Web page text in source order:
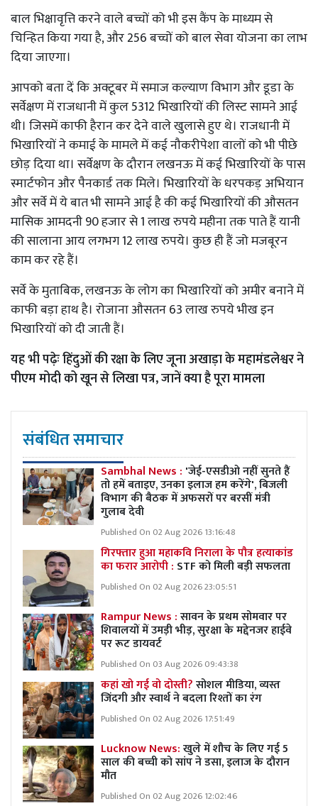
बाल भिक्षावृत्ति करने वाले बच्चों को भी इस कैंप के माध्यम से
चिन्हित किया गया है, और 256 बच्चों को बाल सेवा योजना का लाभ
दिया जाएगा।
आपको बता दें कि अक्टूबर में समाज कल्याण विभाग और डूडा के
सर्वेक्षण में राजधानी में कुल 5312 भिखारियों की लिस्ट सामने आई
थी। जिसमें काफी हैरान कर देने वाले खुलासे हुए थे। राजधानी में
भिखारियों ने कमाई के मामले में कई नौकरीपेशा वालों को भी पीछे
छोड़ दिया था। सर्वेक्षण के दौरान लखनऊ में कई भिखारियों के पास
स्मार्टफोन और पैनकार्ड तक मिले। भिखारियों के धरपकड़ अभियान
और सर्वे में ये बात भी सामने आई है की कई भिखारियों की औसतन
मासिक आमदनी 90 हजार से 1 लाख रुपये महीना तक पाते हैं यानी
की सालाना आय लगभग 12 लाख रुपये। कुछ ही हैं जो मजबूरन
काम कर रहे हैं।
सर्वे के मुताबिक, लखनऊ के लोग का भिखारियों को अमीर बनाने में
काफी बड़ा हाथ है। रोजाना औसतन 63 लाख रुपये भीख इन
भिखारियों को दी जाती हैं।
यह भी पढ़ेःहिंदुओं की रक्षा के लिए जूना अखाड़ा के महामंडलेश्वर ने
पीएम मोदी को खून से लिखा पत्र, जानें क्या है पूरा मामला
संबंधित समाचार
Sambhal News : 'जेई-एसडीओ नहीं सुनते हैं
तो हमें बताइए, उनका इलाज हम करेंगे', बिजली
विभाग की बैठक में अफसरों पर बरसीं मंत्री
गुलाब देवी
Published On 02 Aug 2026 13:16:48
गिरफ्तार हुआ महाकवि निराला के पौत्र हत्याकांड
का फरार आरोपी : STF को मिली बड़ी सफलता
Published On 02 Aug 2026 23:05:51
Rampur News :सावन के प्रथम सोमवार पर
शिवालयों में उमड़ी भीड़, सुरक्षा के मद्देनजर हाईवे
पर रूट डायवर्ट
Published On 03 Aug 2026 09:43:38
कहां खो गई वो दोस्ती?सोशल मीडिया, व्यस्त
जिंदगी और स्वार्थ ने बदला रिश्तों का रंग
Published On 02 Aug 2026 17:51:49
Lucknow News:खुले में शौच के लिए गई 5
साल की बच्ची को सांप ने डसा, इलाज के दौरान
मौत
Published On 02 Aug 2026 12:02:46